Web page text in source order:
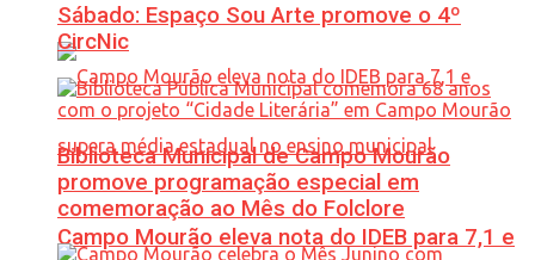
Campo Mourão eleva nota do IDEB para 7,1 e
Sábado: Espaço Sou Arte promove o 4º
CircNic
Biblioteca Municipal de Campo Mourão
promove programação especial em
comemoração ao Mês do Folclore